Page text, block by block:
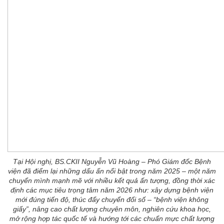
Tại Hội nghị, BS.CKII Nguyễn Vũ Hoàng – Phó Giám đốc Bệnh
viện đã điểm lại những dấu ấn nổi bật trong năm 2025 – một năm
chuyển mình mạnh mẽ với nhiều kết quả ấn tượng, đồng thời xác
định các mục tiêu trọng tâm năm 2026 như: xây dựng bệnh viện
mới đúng tiến độ, thúc đẩy chuyển đổi số – “bệnh viện không
giấy”, nâng cao chất lượng chuyên môn, nghiên cứu khoa học,
mở rộng hợp tác quốc tế và hướng tới các chuẩn mực chất lượng